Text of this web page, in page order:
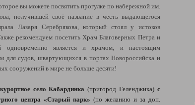
вы можете посвятить прогулке по набережной им.
получившей своё название в честь выдающегося
Лазаря Серебрякова, который стоял у истоков
рекомендуем посетить Храм Благоверных Петра и
одновременно является и храмом, и настоящим
для судов, швартующихся в портах Новороссийска и
сооружений в мире не больше десяти!
село Кабардинка (пригород Геленджика) с
центра «Старый парк» (по желанию и за доп.